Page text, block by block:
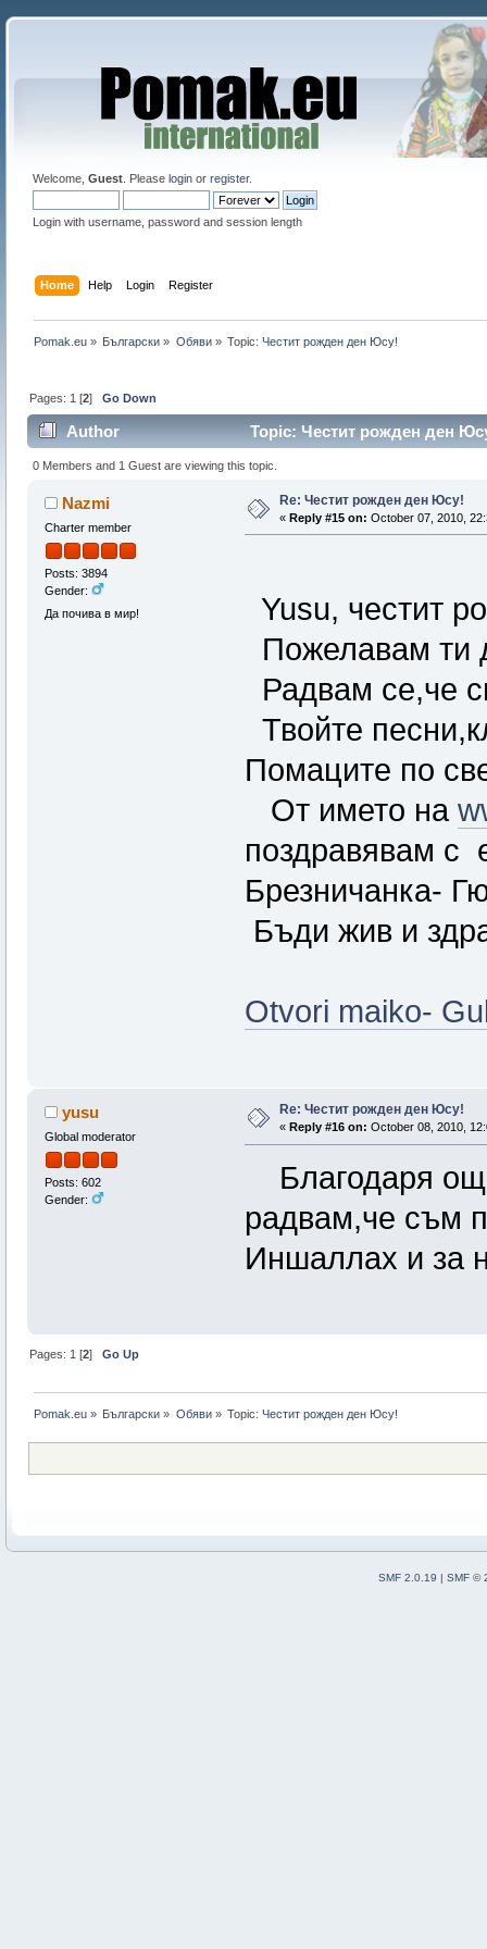
Welcome, Guest. Please loginor register.
Login with username, password and session length
Home Help Login Register
Pomak.eu » Български » Oбяви» Topic:Честит рожден ден Юсу!
Pages: 1 [2]Go Down
Author Topic: Честит рожден ден
0 Members and 1 Guest are viewing this topic.
Nazmi
Charter member
Posts: 3894
Gender:
Да почива в мир!
Re: Честит рожден ден Юсу!
« Reply #15 on: October 07, 2010,
Yusu, честит
Пожелавам ти
Радвам се,че
Твойте
Помаците по
От името на
поздравявам с
Брезничанка-
Бъди жив и
Otvori maiko-
yusu
Global moderator
Posts: 602
Gender:
Re: Честит рожден ден Юсу!
« Reply #16 on: October 08, 2010,
Благодаря
радвам,че съм
Иншаллах и за
Pages: 1 [2]Go Up
Pomak.eu » Български » Oбяви» Topic:Честит рожден ден Юсу!
SMF 2.0.19 | SMF ©